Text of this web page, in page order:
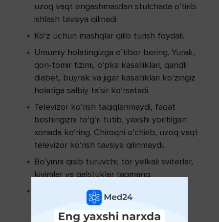
uzoq vaqt engashmasdan stulchada o‘tirib
ishlash tavsiya qilinadi.
Ko‘z uchun mashqlar qilib turish foydali.
Umumiy holatingizga e’tibor bering. Yurak,
qon-tomir tizimi, o‘pka kasalliklari, qandli
diabet, buyrak va jigar kasalliklari ko‘zingiz
holatiga salbiy ta’sir ko‘rsatadi.
Televizor ko‘rish taqiqlanmaydi, faqat
boshingizni to‘g‘ri tutib, yaxshi yoritilgan
xonada ko‘ring. Chiroqni o‘chirib, uzoq vaqt
televizor ko‘rish tavsiya qilinmaydi.
Bo‘yinni qisib turuvchi, tor yelkali sviterlar,
kiyimlar va galstuklar taqmang.
Chekish mutlaqo mumkin emas! Alkogol
iste’mol qilish qon-tomir sistemasiga va
ko‘zga ham salbiy ta’sir ko‘rsatadi.